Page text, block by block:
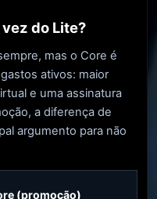
do Lite?
mas o Core é
ativos: maior
e uma assinatura
a diferença de
argumento para não
(promoção)